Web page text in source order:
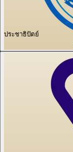
ประชาธิปัตย์